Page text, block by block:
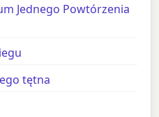
Jednego Powtórzenia
tętna